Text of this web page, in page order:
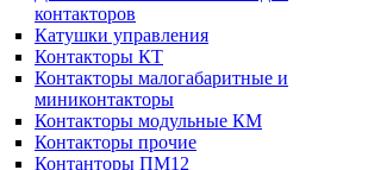
контакторов
Катушки управления
Контакторы КТ
Контакторы малогабаритные и
миниконтакторы
Контакторы модульные КМ
Контакторы прочие
Контанторы ПМ12